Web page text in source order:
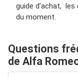
guide d’achat,
du moment.
Questions
de Alfa